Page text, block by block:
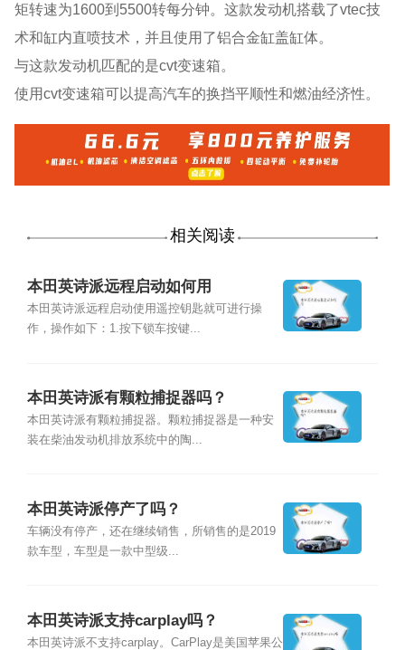
矩转速为1600到5500转每分钟。这款发动机搭载了vtec技
术和缸内直喷技术，并且使用了铝合金缸盖缸体。
与这款发动机匹配的是cvt变速箱。
使用cvt变速箱可以提高汽车的换挡平顺性和燃油经济性。
相关阅读
本田英诗派远程启动如何用
本田英诗派远程启动使用遥控钥匙就可进行操
作，操作如下：1.按下锁车按键...
本田英诗派有颗粒捕捉器吗？
本田英诗派有颗粒捕捉器。颗粒捕捉器是一种安
装在柴油发动机排放系统中的陶...
本田英诗派停产了吗？
车辆没有停产，还在继续销售，所销售的是2019
款车型，车型是一款中型级...
本田英诗派支持carplay吗？
本田英诗派不支持carplay。CarPlay是美国苹果公